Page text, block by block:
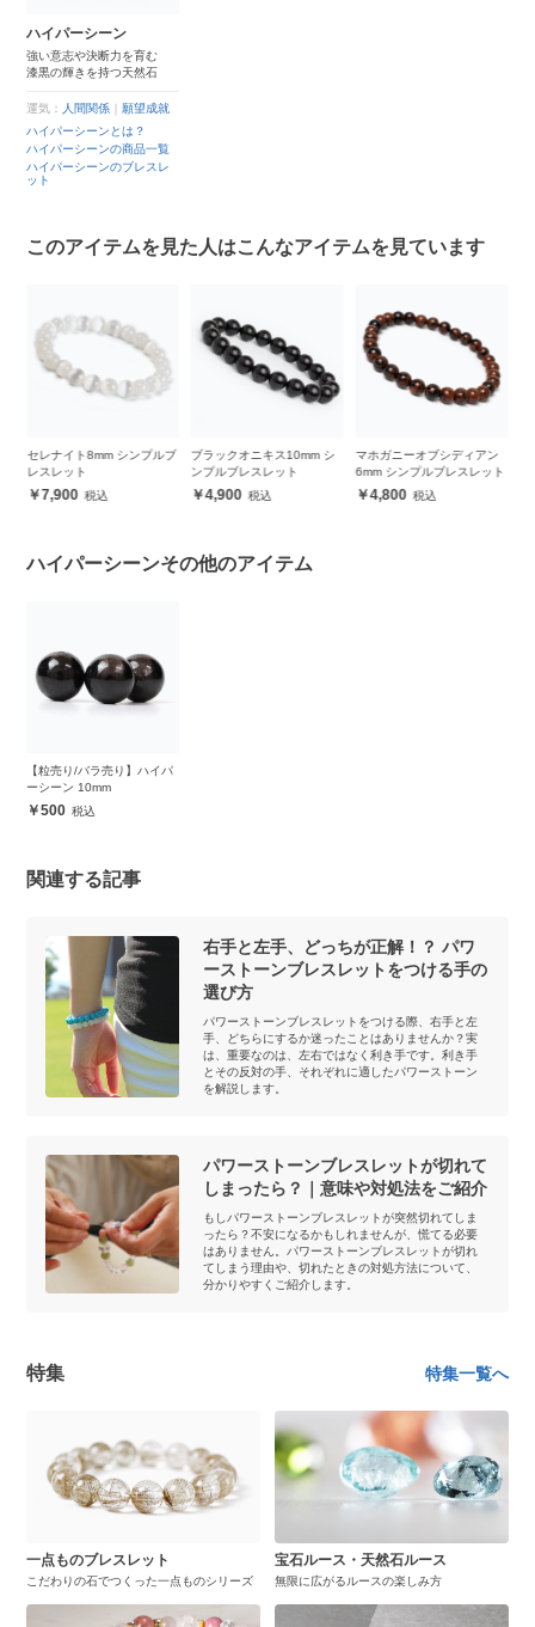
ハイパーシーン
強い意志や決断力を育む
漆黒の輝きを持つ天然石
運気： 人間関係
願望成就
ハイパーシーンとは？
ハイパーシーンの商品一覧
ハイパーシーンのブレスレ
ット
このアイテムを見た人はこんなアイテムを見ています
ブラックオニキス10mm シ
ンプルブレスレット
4,900
マホガニーオブシディアン
6mm シンプルブレスレット
4,800
モリオン8mm シンプルブレ
スレット
11,800
ハイパーシーンその他のアイテム
【粒売り/バラ売り】ハイパ
ーシーン 10mm
500
関連する記事
右手と左手、どっちが正解！？ パワ
ーストーンブレスレットをつける手の
選び方
パワーストーンブレスレットをつける際、右手と左
手、どちらにするか迷ったことはありませんか？実
は、重要なのは、左右ではなく利き手です。利き手
とその反対の手、それぞれに適したパワーストーン
を解説します。
パワーストーンブレスレットが切れて
しまったら？｜意味や対処法をご紹介
もしパワーストーンブレスレットが突然切れてしま
ったら？不安になるかもしれませんが、慌てる必要
はありません。パワーストーンブレスレットが切れ
てしまう理由や、切れたときの対処方法について、
分かりやすくご紹介します。
特集 特集一覧へ
一点ものブレスレット
こだわりの石でつくった一点ものシリーズ
宝石ルース・天然石ルース
無限に広がるルースの楽しみ方